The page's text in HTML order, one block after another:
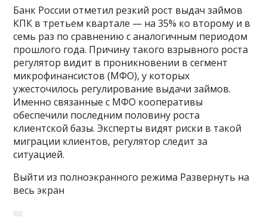
Банк России отметил резкий рост выдач займов
КПК в третьем квартале — на 35% ко второму и в
семь раз по сравнению с аналогичным периодом
прошлого года. Причину такого взрывного роста
регулятор видит в проникновении в сегмент
микрофинансистов (МФО), у которых
ужесточилось регулирование выдачи займов.
Именно связанные с МФО кооперативы
обеспечили последним половину роста
клиентской базы. Эксперты видят риски в такой
миграции клиентов, регулятор следит за
ситуацией.
Выйти из полноэкранного режима Развернуть на
весь экран